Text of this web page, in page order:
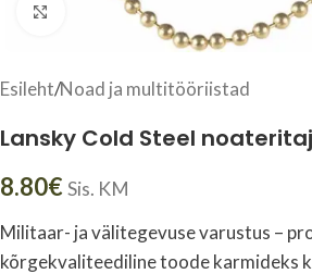
Click to enlarge
Esileht/Noad ja multitööriistad
Lansky Cold Steel
8.80€Sis. KM
Militaar- ja välitegevuse varustus –
kõrgekvaliteediline toode karmideks